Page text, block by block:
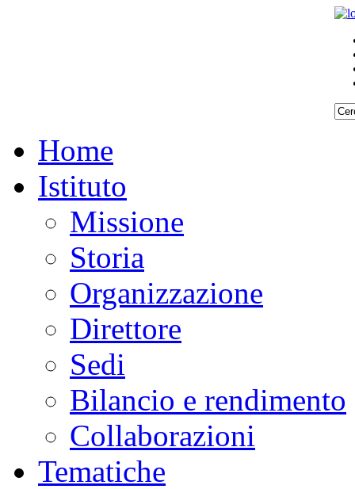
Home
Istituto
Missione
Storia
Organizzazione
Direttore
Sedi
Bilancio e rendimento
Collaborazioni
Tematiche